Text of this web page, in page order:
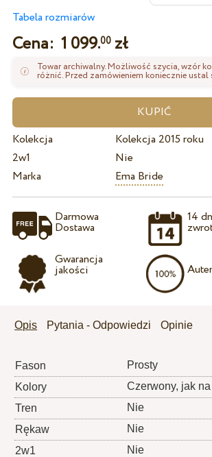
Tabela rozmiarów
Cena: 1 099.00zł
Towar archiwalny. Możliwość szycia, wzór
różnić. Przed zamówieniem koniecznie ustal
Kolekcja
Kolekcja 2015 roku
2w1
Nie
Marka
Ema Bride
Darmowa
Dostawa
Gwarancja
jakości
14
Opis Pytania - Odpowiedzi Opinie
Fason
Prosty
Kolory
Czerwony, jak
Tren
Nie
Rękaw
Nie
2w1
Nie